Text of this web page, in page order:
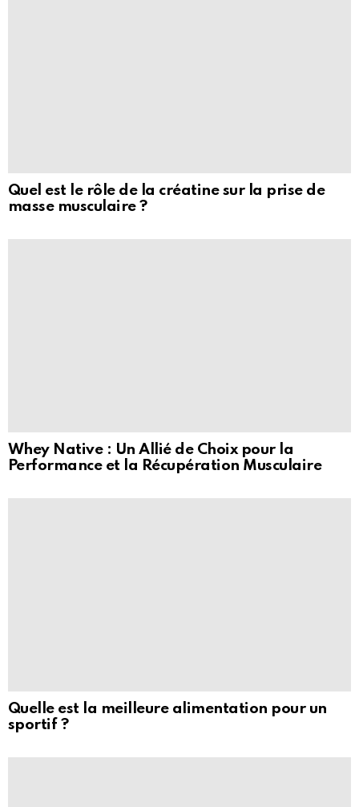
Quel est le rôle de la créatine sur la prise de
masse musculaire ?
Whey Native : Un Allié de Choix pour la
Performance et la Récupération Musculaire
Quelle est la meilleure alimentation pour un
sportif ?